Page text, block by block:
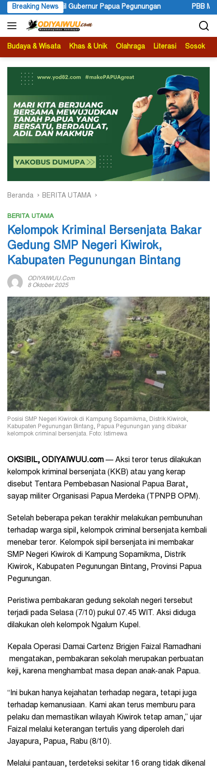
Langsung
ke
konten
Breaking News PBB Mengakui Kedaulatan Negara Maluku
Budaya & Wisata Khas & Unik Olahraga Literasi Sosok
Beranda BERITA UTAMA
BERITA UTAMA
Kelompok Kriminal Bersenjata Bakar
Gedung SMP Negeri Kiwirok,
Kabupaten Pegunungan Bintang
ODIYAIWUU.com
8 Oktober 2025
Posisi SMP Negeri Kiwirok di Kampung Sopamikma, Distrik Kiwirok,
Kabupaten Pegunungan Bintang, Papua Pegunungan yang dibakar
kelompok criminal bersenjata. Foto: Istimewa
OKSIBIL, ODIYAIWUU.com — Aksi teror terus dilakukan
kelompok kriminal bersenjata (KKB) atau yang kerap
disebut Tentara Pembebasan Nasional Papua Barat,
sayap militer Organisasi Papua Merdeka (TPNPB OPM).
Setelah beberapa pekan terakhir melakukan pembunuhan
terhadap warga sipil, kelompok criminal bersenjata kembali
menebar teror. Kelompok sipil bersenjata ini membakar
SMP Negeri Kiwirok di Kampung Sopamikma, Distrik
Kiwirok, Kabupaten Pegunungan Bintang, Provinsi Papua
Pegunungan.
Peristiwa pembakaran gedung sekolah negeri tersebut
terjadi pada Selasa (7/10) pukul 07.45 WIT. Aksi diduga
dilakukan oleh kelompok Ngalum Kupel.
Kepala Operasi Damai Cartenz Brigjen Faizal Ramadhani
mengatakan, pembakaran sekolah merupakan perbuatan
keji, karena menghambat masa depan anak-anak Papua.
“Ini bukan hanya kejahatan terhadap negara, tetapi juga
terhadap kemanusiaan. Kami akan terus memburu para
pelaku dan memastikan wilayah Kiwirok tetap aman,” ujar
Faizal melalui keterangan tertulis yang diperoleh dari
Jayapura, Papua, Rabu (8/10).
Melalui pantauan, terdeteksi sekitar 16 orang tidak dikenal